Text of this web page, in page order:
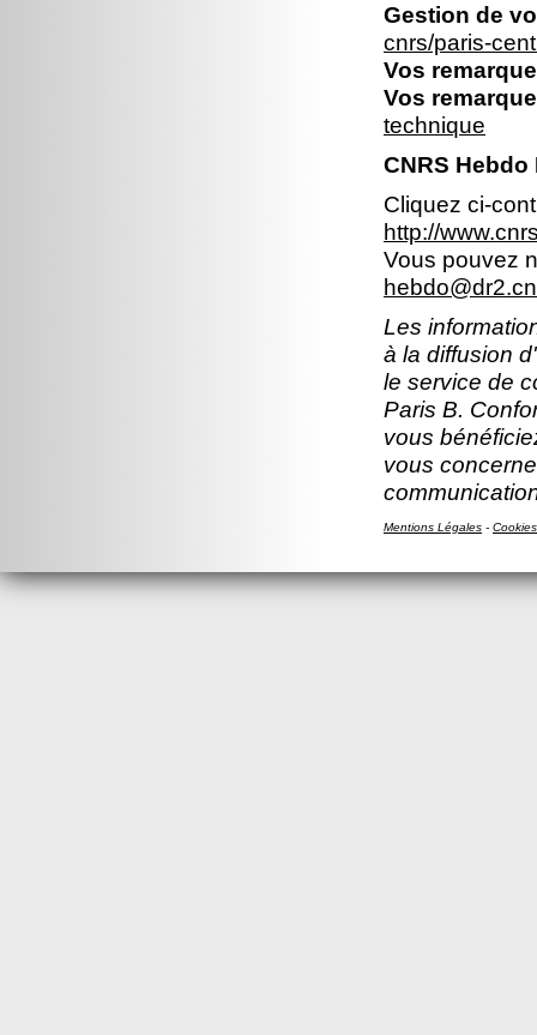
Gestion de
cnrs/paris-
Vos
Vos
technique
CNRS
Cliquez ci-
http://
Vous pouvez
Les
à la diffusion
le service de
Paris B.
vous
vous
Mentions Légales - Cookies